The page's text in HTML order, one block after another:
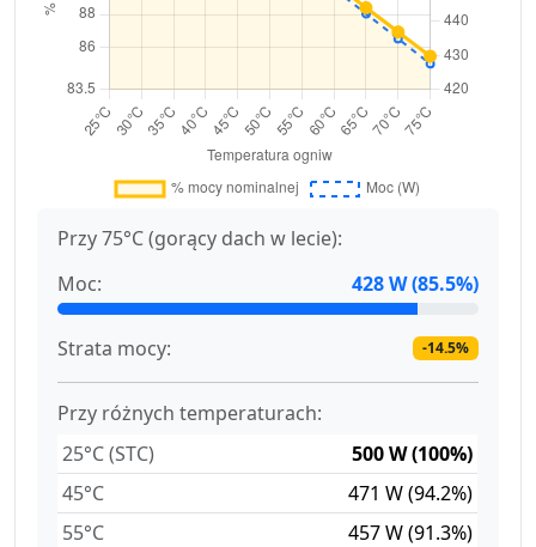
Przy 75°C (gorący dach w lecie):
Moc:
428 W (85.5%)
Strata mocy: -14.5%
Przy różnych temperaturach:
25°C (STC)
500 W (100%)
45°C
471 W (94.2%)
55°C
457 W (91.3%)